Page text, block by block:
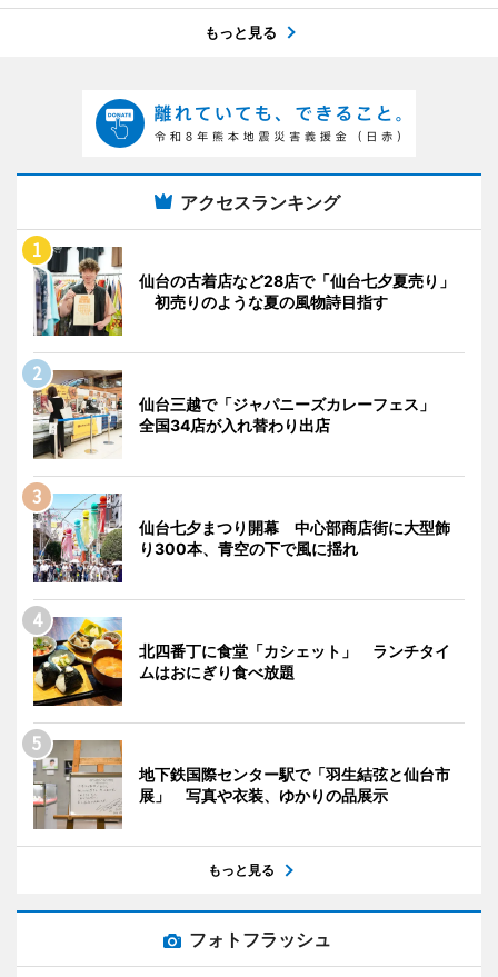
もっと見る
アクセスランキング
仙台の古着店など28店で「仙台七夕夏売り」
初売りのような夏の風物詩目指す
仙台三越で「ジャパニーズカレーフェス」
全国34店が入れ替わり出店
仙台七夕まつり開幕 中心部商店街に大型飾
り300本、青空の下で風に揺れ
北四番丁に食堂「カシェット」 ランチタイ
ムはおにぎり食べ放題
地下鉄国際センター駅で「羽生結弦と仙台市
展」 写真や衣装、ゆかりの品展示
もっと見る
フォトフラッシュ